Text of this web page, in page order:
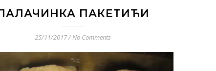
ПАКЕТИЋИ
25/11/2017/No Comments